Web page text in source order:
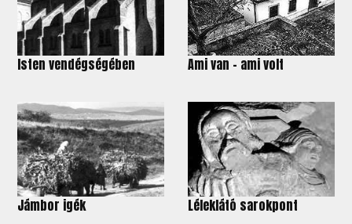
Isten vendégségében Ami van – ami volt
Jámbor igék Léleklátó sarokpont